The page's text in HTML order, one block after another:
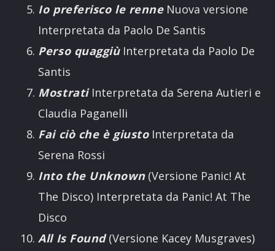
Io preferisco le renneNuova versione
Interpretata da Paolo De Santis
Perso quaggiùInterpretata da Paolo De
Santis
MostratiInterpretata da Serena Autieri e
Claudia Paganelli
Fai ciò che è giustoInterpretata da
Serena Rossi
Into the Unknown(Versione Panic! At
The Disco) Interpretata da Panic! At The
Disco
All Is Found(Versione Kacey Musgraves)